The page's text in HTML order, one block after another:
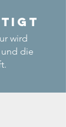
wird
die